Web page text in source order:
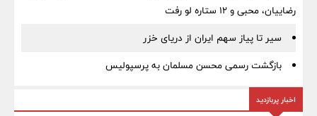
رضاییان، محبی و ۱۲ ستاره لو رفت
سیر تا پیاز سهم ایران از دریای خزر
بازگشت رسمی محسن مسلمان به پرسپولیس
اخبار پربازدید